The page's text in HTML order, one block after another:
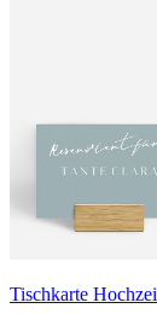
Tischkarte